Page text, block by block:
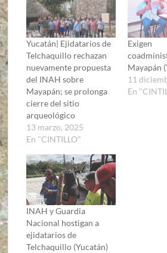
Yucatán| Ejidatarios de
Telchaquillo rechazan
nuevamente propuesta
del INAH sobre
Mayapán; se prolonga
cierre del sitio
arqueológico
13 marzo, 2025
En "CINTILLO"
Exigen
Mayapán
11
En
INAH y Guardia
Nacional hostigan a
ejidatarios de
Telchaquillo (Yucatán)